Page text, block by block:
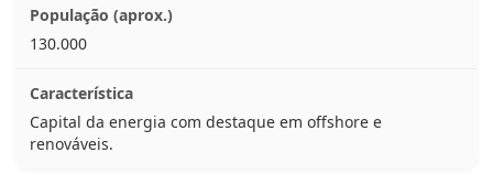
130.000
Capital da energia com destaque em offshore e
renováveis.